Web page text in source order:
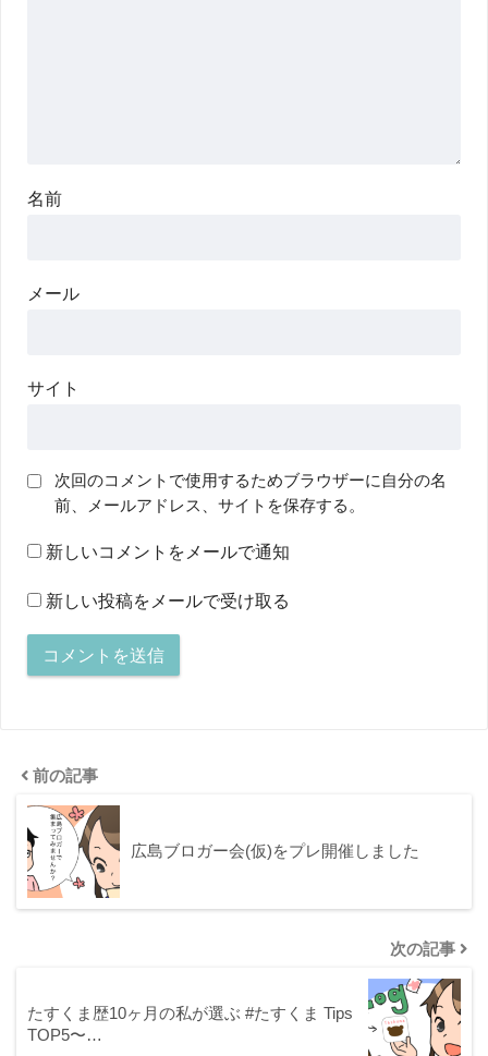
名前
メール
サイト
次回のコメントで使用するためブラウザーに自分の名
前、メールアドレス、サイトを保存する。
新しいコメントをメールで通知
新しい投稿をメールで受け取る
前の記事
広島ブロガー会(仮)をプレ開催しました
次の記事
たすくま歴10ヶ月の私が選ぶ #たすくま Tips
TOP5〜…